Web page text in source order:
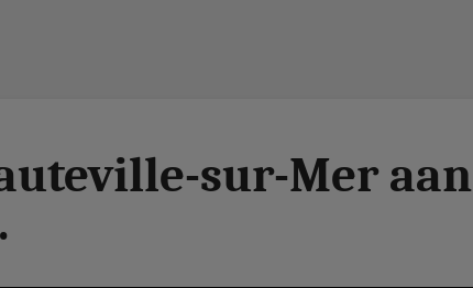
sur-Mer aan